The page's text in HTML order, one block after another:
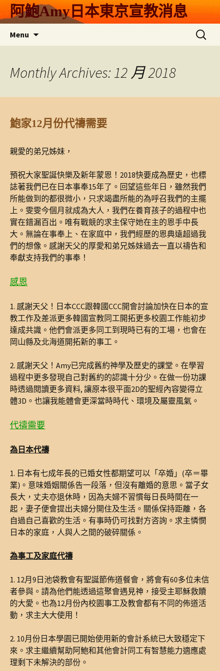
Skip
to 阿鮑Amy日本東京宣教消息
Menu
搜
尋
Monthly Archives: 12 月 2018
鮑家12月份代禱需要
親愛的弟兄姊妹，
預祝大家聖誕快樂及新年蒙恩！2018快要成為歷史，也標
誌著我們已在日本事奉15年了。回望這些年日，雖然我們
所能做到的都很微小，只求竭盡所能的為呼召我們的主擺
上。雯雯今個月就成為大人，我們在養育孩子的過程中也
實在錯漏百出。唯有戰競的求主保守她在主的恩手中長
大。無論在事奉上、在家庭中，我們經歷的恩典遠超過我
們的想像。感謝天父的厚愛和弟兄姊妹過去一直以禱告和
奉獻支持我們的事奉！
感恩
1. 感謝天父！日本CCC跟韓國CCC開會討論加快在日本的宣
教工作及差派更多韓國宣教同工開拓更多校園工作能初步
達成共識。他們會派更多同工到現時已有的工場，也會在
岡山縣及北海道開拓新的事工。
2. 感謝天父！Amy已完成舊約神學及歷史的課堂。在學習
過程中更多發現自己對舊約的認識十分少。在做一份功課
時透過閱讀更多資料, 讓原本很平面2D的聖經內容變得立
體3D。也讓我能體會更深當時時代、環境及屬靈風氣。
代禱需要
為日本代禱
1. 日本有七成年長的已婚女性都期望可以「卒婚」(卒＝畢
業)。意味婚姻關係告一段落，但沒有離婚的意思。當子女
長大，丈夫亦退休時，因為夫婦不習慣每日長時間在一
起，妻子便會提出夫婦分開住及生活。關係保持距離，各
自過自己喜歡的生活。有事時仍可找對方咨詢。求主憐憫
日本的家庭，人與人之間的破碎關係。
為事工及家庭代禱
1. 12月9日池袋教會有聖誕節佈道餐會，將會有60多位未信
者參與。請為他們能透過這聚會遇見神，接受主耶穌救贖
的大愛。也為12月份內校園事工及教會都有不同的佈道活
動，求主大大使用！
2. 10月份日本學園已開始使用新的會計系統已大致穩定下
來。求主繼續幫助阿鮑和其他會計同工有智慧能力適應處
理剩下未解決的部份。